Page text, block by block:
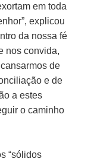
em toda
explicou
da nossa fé
nos convida,
de
e de
a estes
o caminho
“sólidos